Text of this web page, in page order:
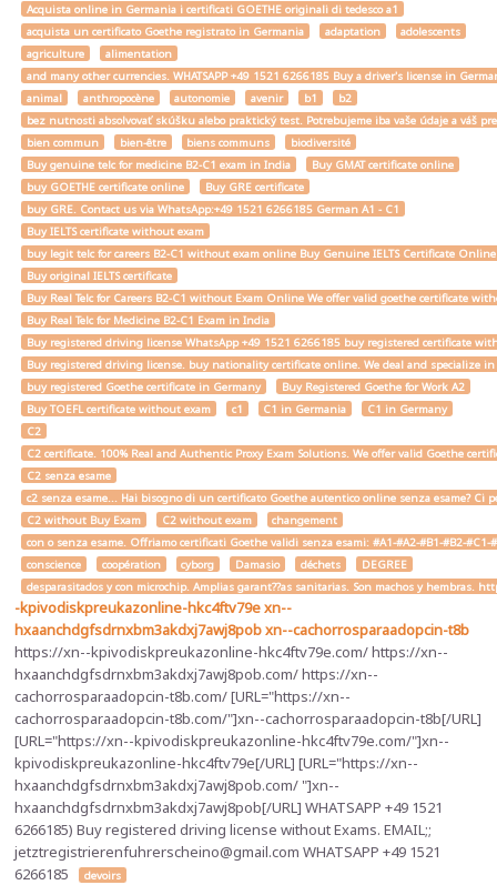
Acquista online in Germania i certificati GOETHE originali di tedesco a1
acquista un certificato Goethe registrato in Germania
adaptation
adolescents
agriculture
alimentation
and many other currencies. WHATSAPP +49 1521 6266185 Buy a driver's license in
animal
anthropocène autonomie avenir b1
b2
bez nutnosti absolvovať skúšku alebo praktický test. Potrebujeme iba vaše údaje a váš
bien commun
bien-être biens communs
biodiversité
Buy genuine telc for medicine B2-C1 exam in India
Buy GMAT certificate online
buy GOETHE certificate online
Buy GRE certificate
buy GRE. Contact us via WhatsApp:+49 1521 6266185 German A1 - C1
Buy IELTS certificate without exam
buy legit telc for careers B2-C1 without exam online Buy Genuine IELTS Certificate
Buy original IELTS certificate
Buy Real Telc for Careers B2-C1 without Exam Online We offer valid goethe certificate
Buy Real Telc for Medicine B2-C1 Exam in India
Buy registered driving license WhatsApp +49 1521 6266185 buy registered certificate
Buy registered driving license. buy nationality certificate online. We deal and specialize
buy registered Goethe certificate in Germany
Buy Registered Goethe for Work A2
Buy TOEFL certificate without exam
c1 C1 in Germania
C1 in Germany
C2
C2 certificate. 100% Real and Authentic Proxy Exam Solutions. We offer valid Goethe
C2 senza esame
c2 senza esame... Hai bisogno di un certificato Goethe autentico online senza esame?
C2 without Buy Exam
C2 without exam
changement
con o senza esame. Offriamo certificati Goethe validi senza esami: #A1-#A2-#B1-#B2-
conscience
coopération cyborg Damasio déchets
DEGREE
desparasitados y con microchip. Amplias garant??as sanitarias. Son machos y hembras.
-kpivodiskpreukazonline-hkc4ftv79exn--
hxaanchdgfsdrnxbm3akdxj7awj8pobxn--cachorrosparaadopcin-t8b
https://xn--kpivodiskpreukazonline-hkc4ftv79e.com/ https://xn--
hxaanchdgfsdrnxbm3akdxj7awj8pob.com/ https://xn--
cachorrosparaadopcin-t8b.com/ [URL="https://xn--
cachorrosparaadopcin-t8b.com/"]xn--cachorrosparaadopcin-t8b[/URL]
[URL="https://xn--kpivodiskpreukazonline-hkc4ftv79e.com/"]xn--
kpivodiskpreukazonline-hkc4ftv79e[/URL] [URL="https://xn--
hxaanchdgfsdrnxbm3akdxj7awj8pob.com/ "]xn--
hxaanchdgfsdrnxbm3akdxj7awj8pob[/URL] WHATSAPP +49 1521
6266185) Buy registered driving license without Exams. EMAIL;;
jetztregistrierenfuhrerscheino@gmail.com WHATSAPP +49 1521
6266185
devoirs